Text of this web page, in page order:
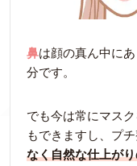
鼻は顔の真ん中に
分です。
でも今は常にマス
もできますし、プ
なく自然な仕上が